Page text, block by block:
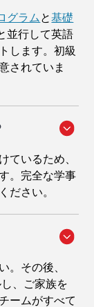
グラム と基礎
並行して英語
します。初級
されていま
ているため、
。完全な学事
ださい。
。その後、
、ご家族を
ームがすべて